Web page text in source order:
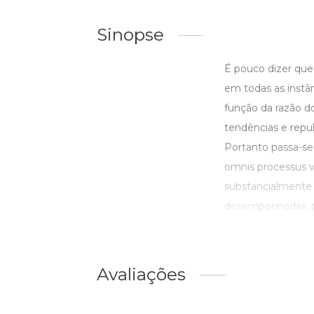
Sinopse
É pouco dizer
em todas as
função da razão
tendências e
Portanto passa-
omnis processus
substancialmente
desempenhadas,
Avaliações